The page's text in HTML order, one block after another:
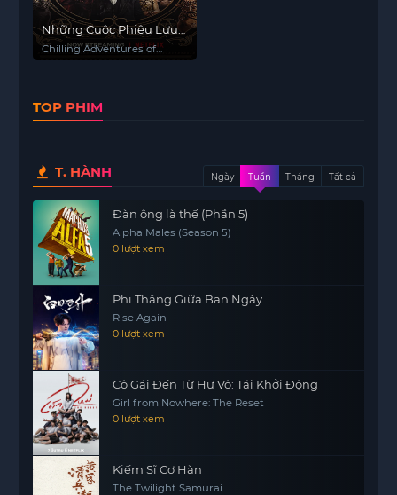
Những Cuộc Phiêu Lưu
Rùng Rợn Của Sabrina
(Phần 4)
Chilling Adventures of
TOP PHIM
T. HÀNH Ngày Tuần Tháng Tất cả
Đàn ông là thế (Phần 5)
Alpha Males (Season 5)
0 lượt xem
Phi Thăng Giữa Ban Ngày
Rise Again
0 lượt xem
Cô Gái Đến Từ Hư Vô: Tái Khởi Động
Girl from Nowhere: The Reset
0 lượt xem
Kiếm Sĩ Cơ Hàn
The Twilight Samurai